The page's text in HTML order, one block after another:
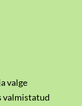
valge
valmistatud